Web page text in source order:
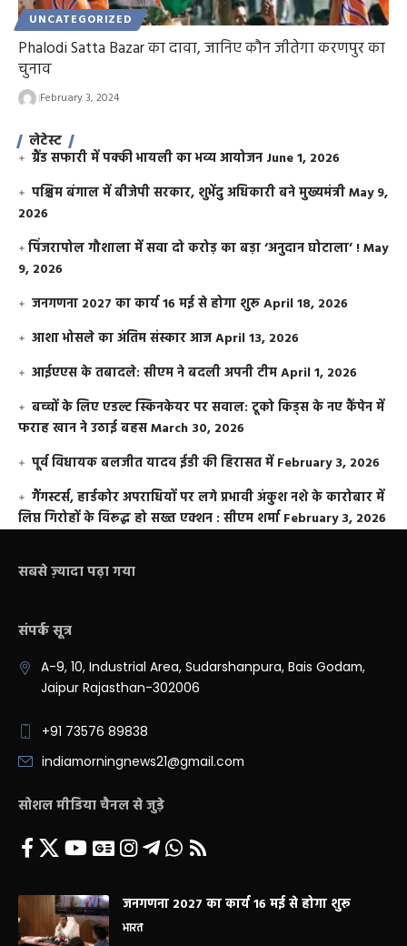
UNCATEGORIZED
Phalodi Satta Bazar का दावा, जानिए कौन जीतेगा करणपुर का
चुनाव
February 3, 2024
लेटेस्ट
ग्रैंड सफारी में पक्की भायली का भव्य आयोजन June 1, 2026
पश्चिम बंगाल में बीजेपी सरकार, शुभेंदु अधिकारी बने मुख्यमंत्रीMay 9,
2026
​पिंजरापोल गौशाला में सवा दो करोड़ का बड़ा ‘अनुदान घोटाला’ !May
9, 2026
जनगणना 2027 का कार्य 16 मई से होगा शुरूApril 18, 2026
आशा भोसले का अंतिम संस्कार आजApril 13, 2026
आईएएस के तबादले: सीएम ने बदली अपनी टीमApril 1, 2026
बच्चों के लिए एडल्ट स्किनकेयर पर सवाल: टूको किड्स के नए कैंपेन में
फराह खान ने उठाई बहसMarch 30, 2026
पूर्व विधायक बलजीत यादव ईडी की हिरासत में February 3, 2026
गैंगस्टर्स, हार्डकोर अपराधियों पर लगे प्रभावी अंकुश नशे के कारोबार में
लिप्त गिरोहों के विरूद्ध हो सख्त एक्शन : सीएम शर्मा February 3, 2026
सबसे ज़्यादा पढ़ा गया
संपर्क सूत्र
A-9, 10, Industrial Area, Sudarshanpura, Bais Godam,
Jaipur Rajasthan-302006
+91 73576 89838
indiamorningnews21@gmail.com
सोशल मीडिया चैनल से जुड़े
जनगणना 2027 का कार्य 16 मई से होगा शुरू
भारत